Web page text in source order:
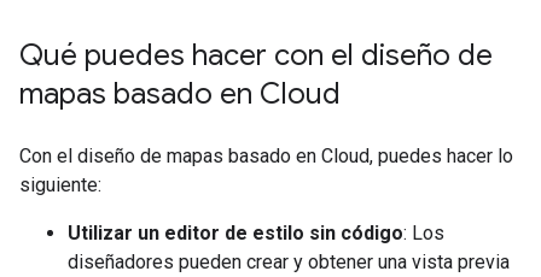
Qué puedes hacer con el diseño de
mapas basado en Cloud
Con el diseño de mapas basado en Cloud, puedes hacer lo
siguiente:
Utilizar un editor de estilo sin código: Los
diseñadores pueden crear y obtener una vista previa